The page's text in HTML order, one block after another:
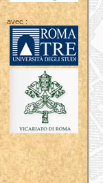
avec :